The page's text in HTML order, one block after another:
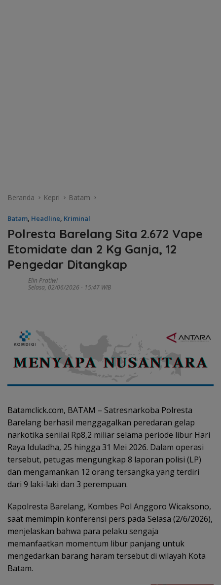
Beranda Kepri Batam
Batam, Headline, Kriminal
Polresta Barelang Sita 2.672 Vape
Etomidate dan 2 Kg Ganja, 12
Pengedar Ditangkap
Elin Pratiwi
Selasa, 02/06/2026 - 15:47 WIB
Batamclick.com, BATAM – Satresnarkoba Polresta
Barelang berhasil menggagalkan peredaran gelap
narkotika senilai Rp8,2 miliar selama periode libur Hari
Raya Iduladha, 25 hingga 31 Mei 2026. Dalam operasi
tersebut, petugas mengungkap 8 laporan polisi (LP)
dan mengamankan 12 orang tersangka yang terdiri
dari 9 laki-laki dan 3 perempuan.
Kapolresta Barelang, Kombes Pol Anggoro Wicaksono,
saat memimpin konferensi pers pada Selasa (2/6/2026),
menjelaskan bahwa para pelaku sengaja
memanfaatkan momentum libur panjang untuk
mengedarkan barang haram tersebut di wilayah Kota
Batam.